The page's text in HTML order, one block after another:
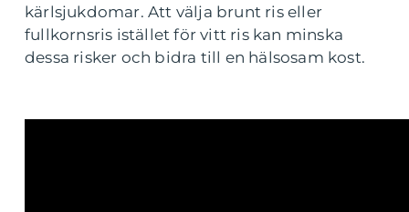
kärlsjukdomar. Att välja brunt ris eller
fullkornsris istället för vitt ris kan minska
dessa risker och bidra till en hälsosam kost.